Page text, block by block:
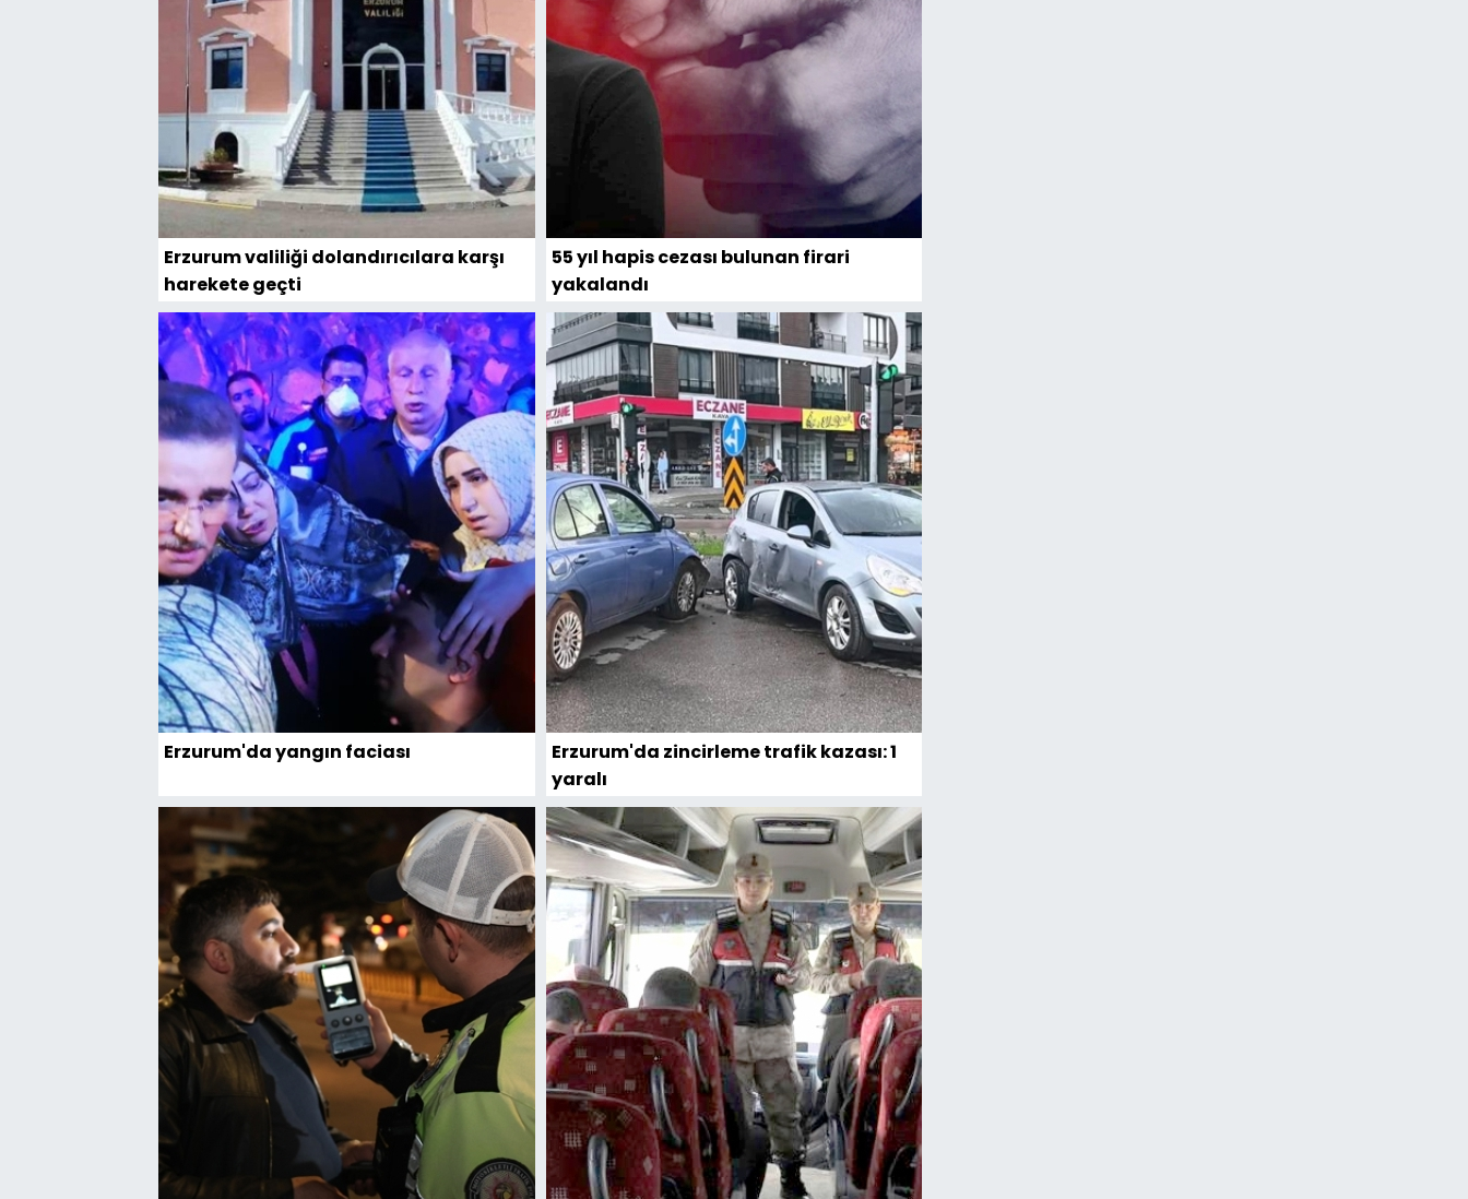
Erzurum valiliği dolandırıcılara karşı
harekete geçti
55 yıl hapis cezası bulunan firari
yakalandı
Erzurum'da yangın faciası
Erzurum'da zincirleme trafik kazası: 1
yaralı